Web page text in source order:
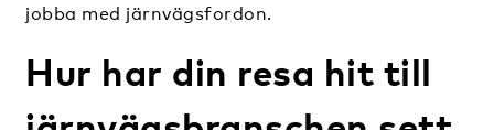
jobba med järnvägsfordon.
Hur har din resa hit till